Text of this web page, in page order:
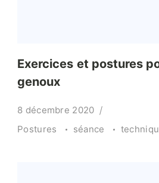
Exercices et postures
genoux
8 décembre 2020
Postures
séance